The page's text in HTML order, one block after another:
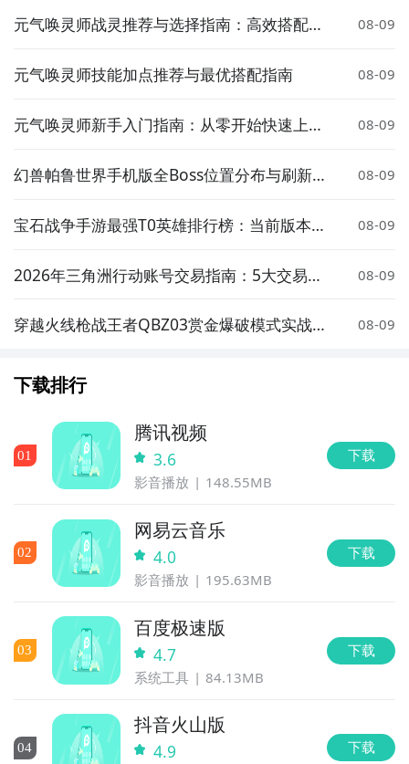
元气唤灵师战灵推荐与选择指南：高效搭配策
08-09
元气唤灵师技能加点推荐与最优搭配指南 08-09
元气唤灵师新手入门指南：从零开始快速上手
08-09
幻兽帕鲁世界手机版全Boss位置分布与刷新点
08-09
宝石战争手游最强T0英雄排行榜：当前版本高
08-09
2026年三角洲行动账号交易指南：5大交易平
08-09
穿越火线枪战王者QBZ03赏金爆破模式实战表
08-09
下载排行
01
腾讯视频
3.6
影音播放 148.55MB
下载
02
网易云音乐
4.0
影音播放 195.63MB
下载
03
百度极速版
4.7
系统工具 84.13MB
下载
04
抖音火山版
4.9 下载